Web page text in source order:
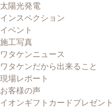
太陽光発電
インスペクション
イベント
施工写真
ワタケンニュース
ワタケンだから出来ること
現場レポート
お客様の声
イオンギフトカードプレゼント